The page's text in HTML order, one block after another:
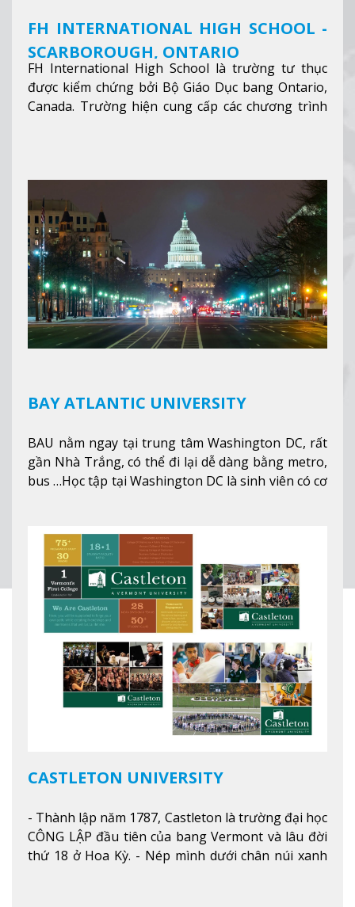
FH INTERNATIONAL HIGH SCHOOL -
SCARBOROUGH, ONTARIO
FH International High School là trường tư thục
được kiểm chứng bởi Bộ Giáo Dục bang Ontario,
Canada. Trường hiện cung cấp các chương trình
nhanh chóng môi trường học tại Canada.Xem
thêm
BAY ATLANTIC UNIVERSITY
BAU nằm ngay tại trung tâm Washington DC, rất
gần Nhà Trắng, có thể đi lại dễ dàng bằng metro,
bus …Học tập tại Washington DC là sinh viên có cơ
nghiệp ở Mỹ, #7 thành phố an toàn nhất trên Thế
Xem thêm
CASTLETON UNIVERSITY
- Thành lập năm 1787, Castleton là trường đại học
CÔNG LẬP đầu tiên của bang Vermont và lâu đời
thứ 18 ở Hoa Kỳ. - Nép mình dưới chân núi xanh